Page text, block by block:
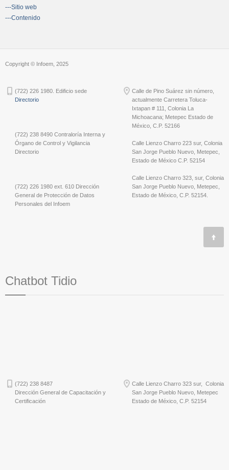
---Sitio web
---Contenido
Copyright © Infoem, 2025
(722) 226 1980. Edificio sede
Directorio
(722) 238 8490 Contraloría Interna y
Órgano de Control y Vigilancia
Directorio
(722) 226 1980 ext. 610 Dirección
General de Protección de Datos
Personales del Infoem
Calle de Pino Suárez sin número,
actualmente Carretera Toluca-
Ixtapan # 111, Colonia La
Michoacana; Metepec Estado de
México, C.P. 52166
Calle Lienzo Charro 223 sur, Colonia
San Jorge Pueblo Nuevo, Metepec,
Estado de México C.P. 52154
Calle Lienzo Charro 323, sur, Colonia
San Jorge Pueblo Nuevo, Metepec,
Estado de México, C.P. 52154.
Chatbot Tidio
(722) 238 8487
Dirección General de Capacitación y
Certificación
Calle Lienzo Charro 323 sur, Colonia
San Jorge Pueblo Nuevo, Metepec
Estado de México, C.P. 52154